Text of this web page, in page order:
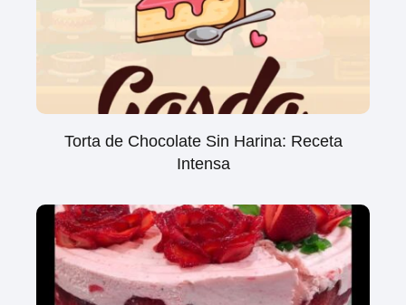
Torta de Chocolate Sin Harina: Receta
Intensa